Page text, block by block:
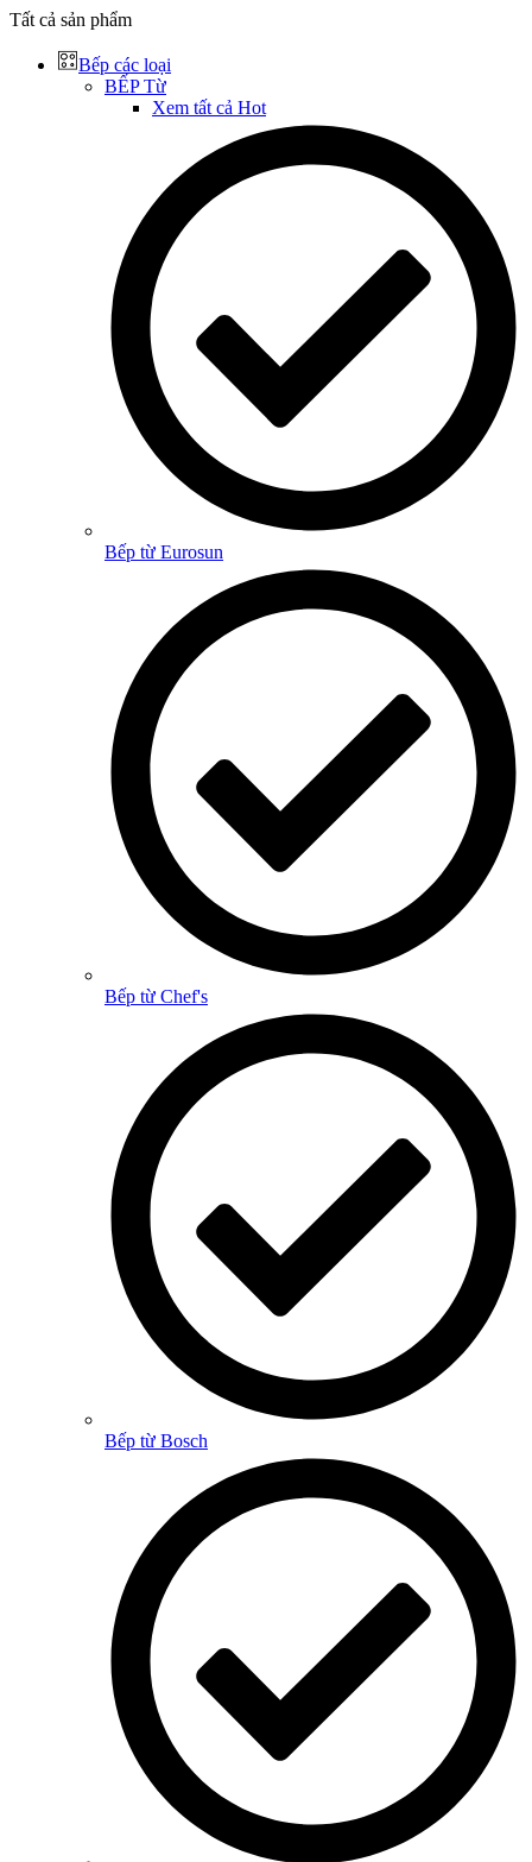
Tất cả sản phẩm
Bếp các loại
BẾP Từ
Xem tất cả Hot
Bếp từ Eurosun
Bếp từ Chef's
Bếp từ Bosch